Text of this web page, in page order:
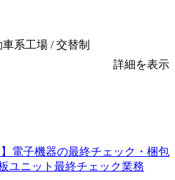
系工場 / 交替制
詳細を表示